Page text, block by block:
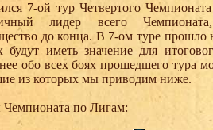
7-ой тур Четвертого
лидер всего
до конца. В 7-ом туре прошло
будут иметь значение для
обо всех боях прошедшего тура
из которых мы приводим ниже.
по Лигам: